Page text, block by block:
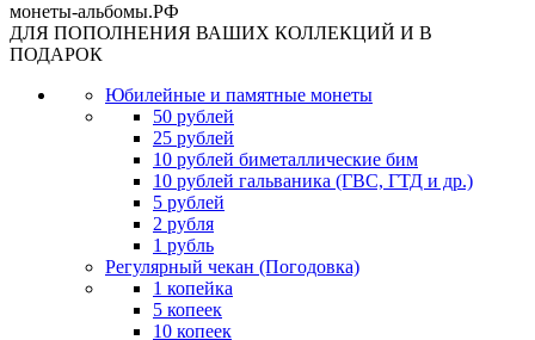
монеты-альбомы.РФ
ДЛЯ ПОПОЛНЕНИЯ ВАШИХ КОЛЛЕКЦИЙ И В
ПОДАРОК
Юбилейные и памятные монеты
50 рублей
25 рублей
10 рублей биметаллические бим
10 рублей гальваника (ГВС, ГТД и др.)
5 рублей
2 рубля
1 рубль
Регулярный чекан (Погодовка)
1 копейка
5 копеек
10 копеек